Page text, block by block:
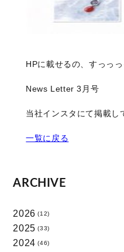
HPに載せるの、すっっ
News Letter 3月号
当社インスタにて掲載し
一覧に戻る
ARCHIVE
2026 (12)
2025 (33)
2024 (46)